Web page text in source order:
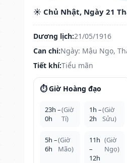
☀️ Chủ Nhật, Ngày 21
Dương lịch:21/05/1916
Can chi:Ngày: Mậu Ngọ,
Tiết khí:Tiểu mãn
⏱️ Giờ Hoàng đạo
23h –
0h
(Giờ
Tí)
1h –
2h
(Giờ
Sửu)
5h –
6h
(Giờ
Mão)
11h
–
12h
(Giờ
Ngọ)